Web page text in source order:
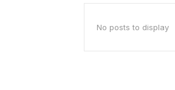
No posts to display